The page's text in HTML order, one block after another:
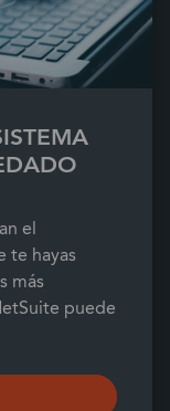
el
te hayas
más
puede